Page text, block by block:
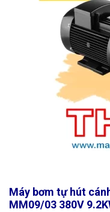
Máy bơm tự hút
MM09/03 380V